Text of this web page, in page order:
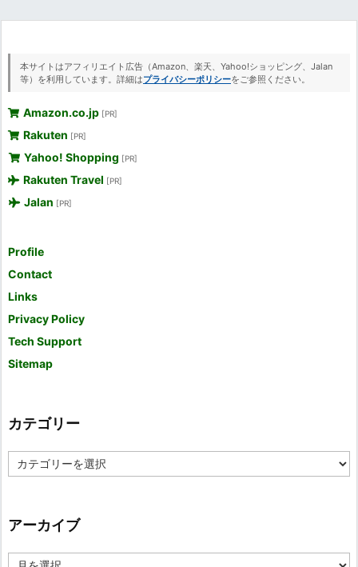
本サイトはアフィリエイト広告（Amazon、楽天、Yahoo!ショッピング、Jalan
等）を利用しています。詳細はプライバシーポリシーをご参照ください。
Amazon.co.jp [PR]
Rakuten [PR]
Yahoo! Shopping [PR]
Rakuten Travel [PR]
Jalan [PR]
Profile
Contact
Links
Privacy Policy
Tech Support
Sitemap
カテゴリー
テ
ー
アーカイブ